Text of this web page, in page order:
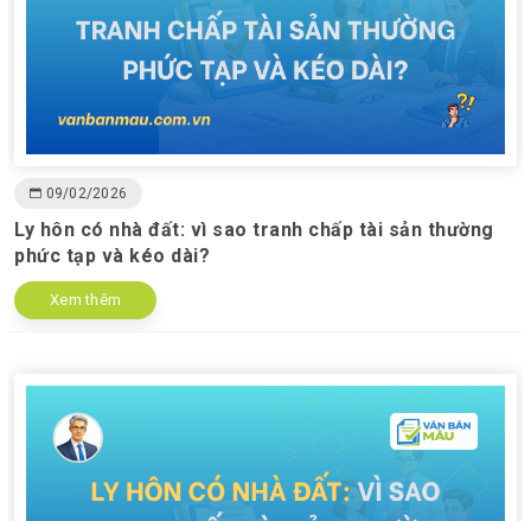
09/02/2026
Ly hôn có nhà đất: vì sao tranh chấp tài sản thường
phức tạp và kéo dài?
Xem thêm